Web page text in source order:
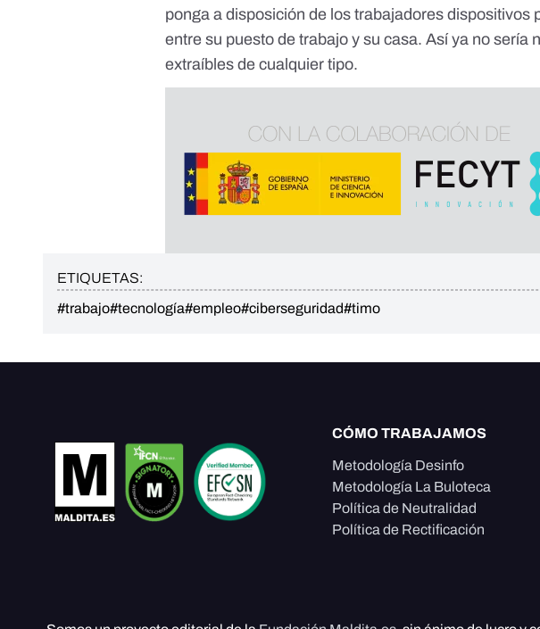
ponga a disposición de los trabajadores dispositivos
entre su puesto de trabajo y su casa. Así ya no sería
extraíbles de cualquier tipo.
ETIQUETAS:
#trabajo#tecnología#empleo#ciberseguridad#timo
CÓMO TRABAJAMOS
Metodología Desinfo
Metodología La Buloteca
Política de Neutralidad
Política de Rectificación